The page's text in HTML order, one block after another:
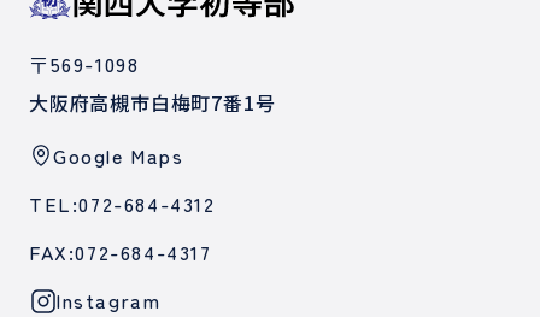
〒569-1098
大阪府高槻市白梅町7番1号
Google Maps
TEL:072-684-4312
FAX:072-684-4317
Instagram